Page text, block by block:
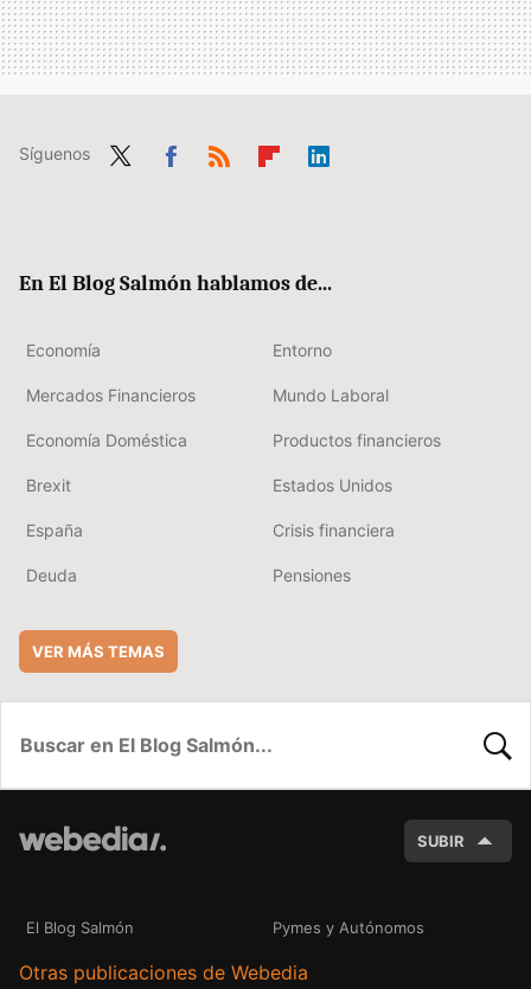
Síguenos
En El Blog Salmón hablamos de...
Economía Entorno
Mercados Financieros Mundo Laboral
Economía Doméstica Productos financieros
Brexit Estados Unidos
España Crisis financiera
Deuda Pensiones
VER MÁS TEMAS
SUBIR
El Blog Salmón Pymes y Autónomos
Otras publicaciones de Webedia